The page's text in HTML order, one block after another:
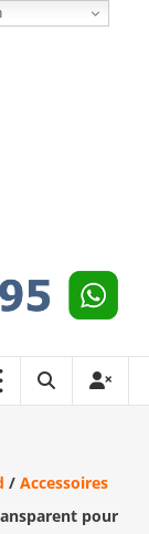
/ Accessoires
pour